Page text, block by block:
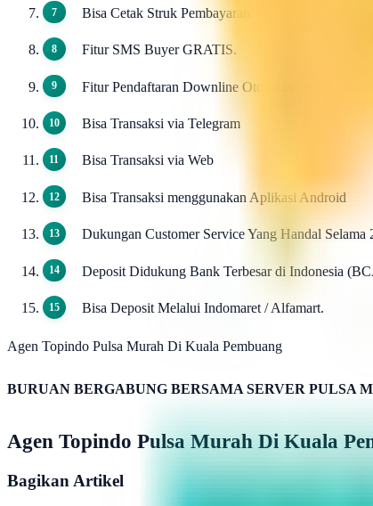
Bisa Cetak Struk Pembayaran.
Fitur SMS Buyer GRATIS.
Fitur Pendaftaran Downline Otomatis / Autowp-
Bisa Transaksi via Telegram
Bisa Transaksi via Web
Bisa Transaksi menggunakan Aplikasi Android
Dukungan Customer Service Yang Handal Selama
Deposit Didukung Bank Terbesar di Indonesia
Bisa Deposit Melalui Indomaret / Alfamart.
Agen Topindo Pulsa Murah Di Kuala Pembuang
BURUAN BERGABUNG BERSAMA SERVER PULSA
Agen Topindo Pulsa Murah Di Kuala
Bagikan Artikel